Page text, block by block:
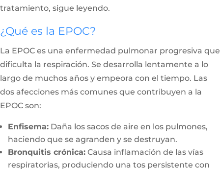
tratamiento, sigue leyendo.
¿Qué es la EPOC?
La EPOC es una enfermedad pulmonar progresiva que
dificulta la respiración. Se desarrolla lentamente a lo
largo de muchos años y empeora con el tiempo. Las
dos afecciones más comunes que contribuyen a la
EPOC son:
Enfisema: Daña los sacos de aire en los pulmones,
haciendo que se agranden y se destruyan.
Bronquitis crónica: Causa inflamación de las vías
respiratorias, produciendo una tos persistente con